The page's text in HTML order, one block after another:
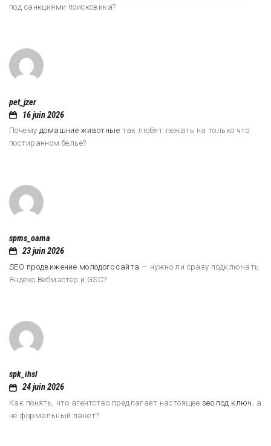
под санкциями поисковика?
pet_jzer
16 juin 2026
Почему домашние животные так любят лежать на только что
постиранном белье?
spms_oama
23 juin 2026
SEO продвижение молодого сайта — нужно ли сразу подключать
Яндекс.Вебмастер и GSC?
spk_ihsl
24 juin 2026
Как понять, что агентство предлагает настоящее seo под ключ
, а
не формальный пакет?